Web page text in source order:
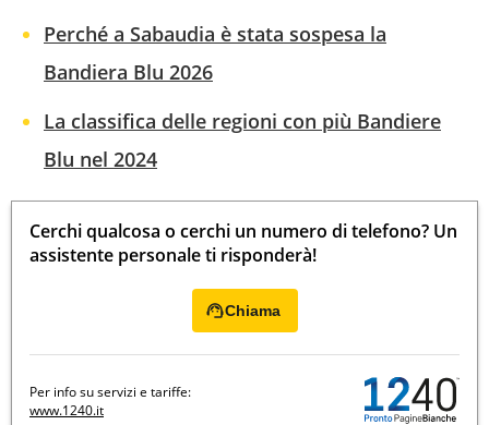
Perché a Sabaudia è stata sospesa la
Bandiera Blu 2026
La classifica delle regioni con più Bandiere
Blu nel 2024
Cerchi qualcosa o cerchi un numero di telefono? Un
assistente personale ti risponderà!
Chiama
Per info su servizi e tariffe:
www.1240.it